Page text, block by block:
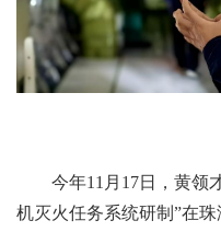
今年11月17日，黄领
机灭火任务系统研制”在